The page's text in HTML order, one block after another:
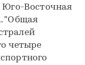
Юго-Восточная
"Общая
четыре